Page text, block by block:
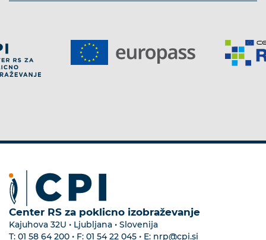
Center RS za poklicno izobraževanje
Kajuhova 32U • Ljubljana • Slovenija
T: 01 58 64 200 • F: 01 54 22 045 • E: nrp@cpi.si